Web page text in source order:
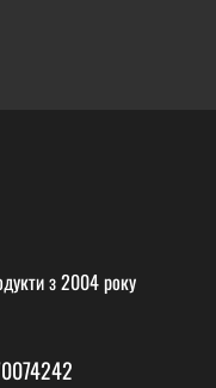
з 2004 року